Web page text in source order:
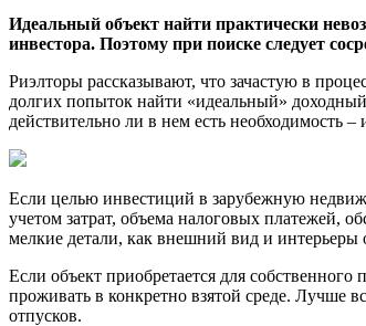
Идеальный объект найти практически
инвестора. Поэтому при поиске следует
Риэлторы рассказывают, что зачастую в
долгих попыток найти «идеальный»
действительно ли в нем есть необходимость
Если целью инвестиций в зарубежную
учетом затрат, объема налоговых платежей,
мелкие детали, как внешний вид и интерьеры
Если объект приобретается для
проживать в конкретно взятой среде. Лучше
отпусков.